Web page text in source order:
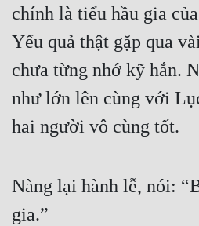
chính là tiểu hầu gia
Yểu quả thật gặp qua
chưa từng nhớ kỹ hắn.
như lớn lên cùng với
hai người vô cùng tốt.
Nàng lại hành lễ, nói:
gia.”